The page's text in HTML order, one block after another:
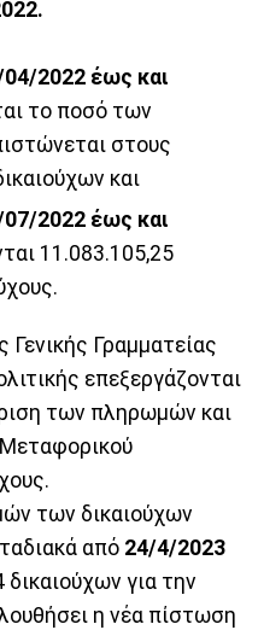
2022 έως και
το ποσό των
στους
και
2022 έως και
11.083.105,25
Γενικής Γραμματείας
επεξεργάζονται
των πληρωμών και
των δικαιούχων
από 24/4/2023
για την
η νέα πίστωση